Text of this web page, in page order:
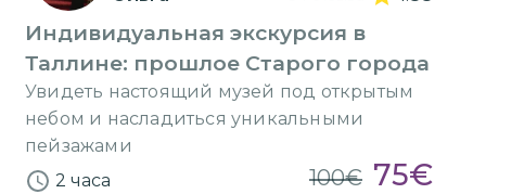
Индивидуальная экскурсия в
Таллине: прошлое Старого города
Увидеть настоящий музей под открытым
небом и насладиться уникальными
пейзажами
2 часа
100€ 75€